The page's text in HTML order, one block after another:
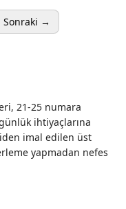
Sonraki →
21-25 numara
ihtiyaçlarına
imal edilen üst
yapmadan nefes